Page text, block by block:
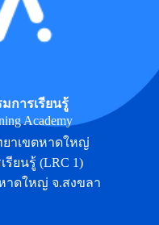
การเรียนรู้
Academy
าเขตหาดใหญ่
ยนรู้ (LRC 1)
ดใหญ่ จ.สงขลา